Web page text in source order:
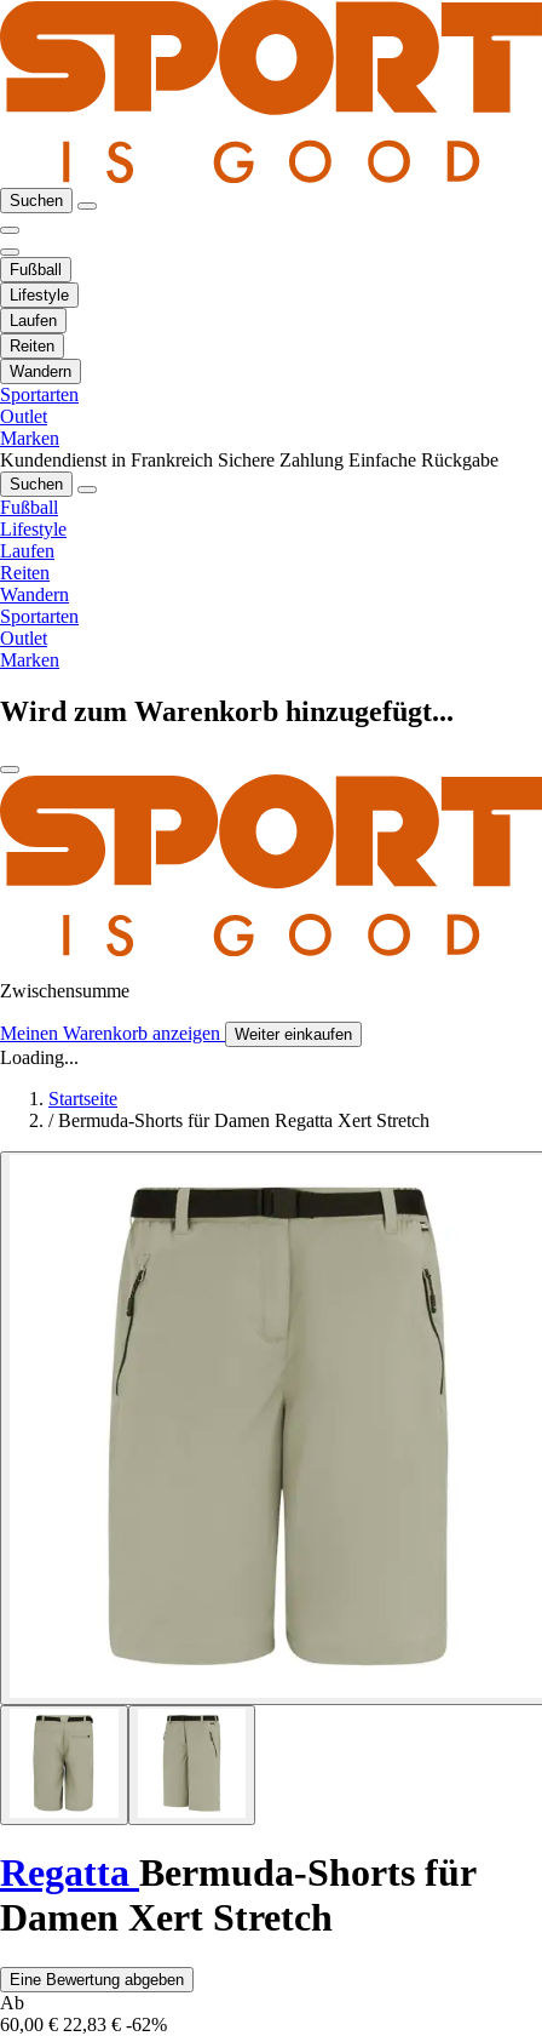
Suchen
Fußball
Lifestyle
Laufen
Reiten
Wandern
Sportarten
Outlet
Marken
Kundendienst in Frankreich Sichere Zahlung Einfache Rückgabe
Suchen
Fußball
Lifestyle
Laufen
Reiten
Wandern
Sportarten
Outlet
Marken
Wird zum Warenkorb hinzugefügt...
Zwischensumme
Meinen Warenkorb anzeigen Weiter einkaufen
Loading...
Startseite
/ Bermuda-Shorts für Damen Regatta Xert Stretch
Regatta Bermuda-Shorts für
Damen Xert Stretch
Eine Bewertung abgeben
Ab
60,00 € 22,83 € -62%